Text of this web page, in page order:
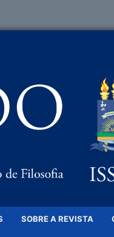
SOBRE A REVISTA